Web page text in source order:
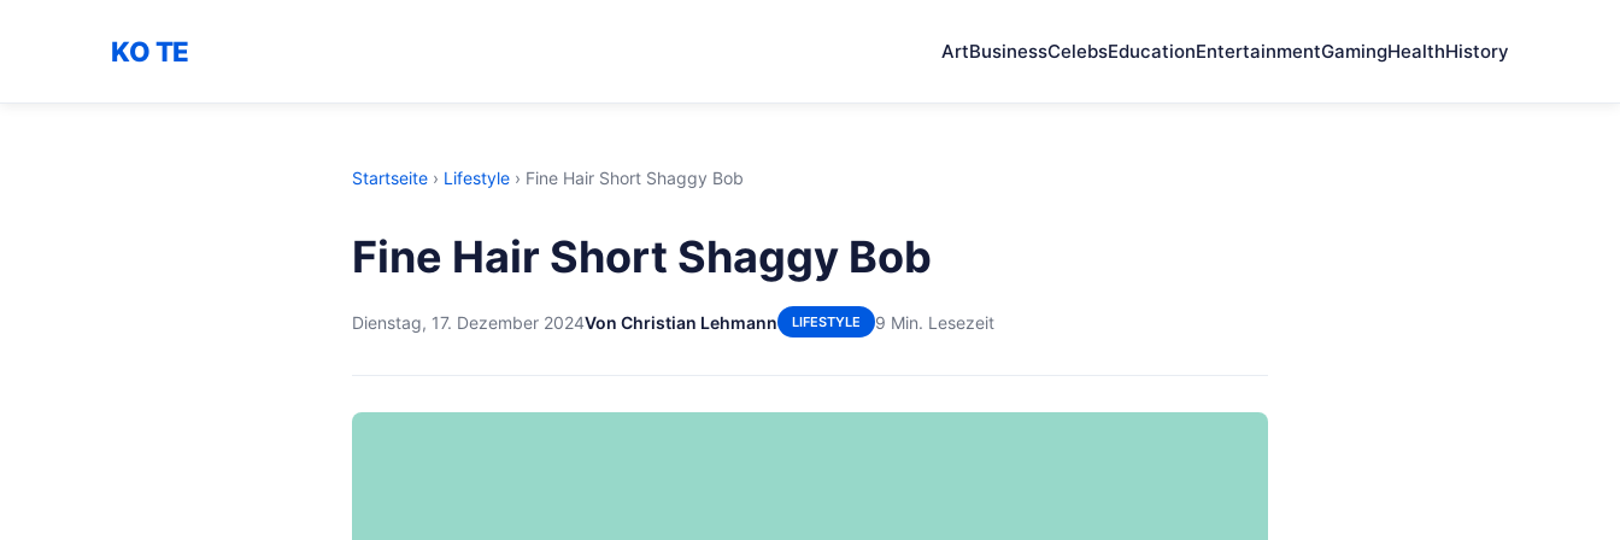
KO TE ArtBusinessCelebsEducationEntertainmentGamingHealthHistory
Startseite › Lifestyle › Fine Hair Short Shaggy Bob
Fine Hair Short Shaggy Bob
Dienstag, 17. Dezember 2024Von Christian Lehmann LIFESTYLE 9 Min. Lesezeit